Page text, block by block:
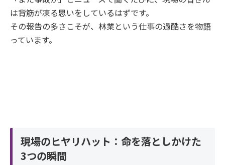
は背筋が凍る思いをしているはずです。
その報告の多さこそが、林業という仕事の過酷さを物語
っています。
現場のヒヤリハット：命を落としかけた
3つの瞬間